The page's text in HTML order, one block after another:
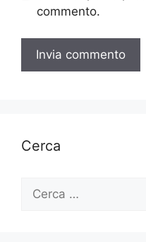
commento.
Cerca
Ricerca